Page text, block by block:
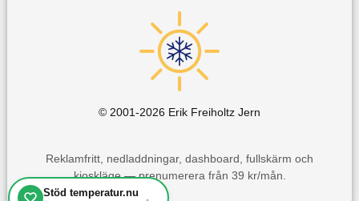
© 2001-2026 Erik Freiholtz Jern
Reklamfritt, nedladdningar, dashboard, fullskärm och
kioskläge — prenumerera från 39 kr/mån.
Stöd temperatur.nu